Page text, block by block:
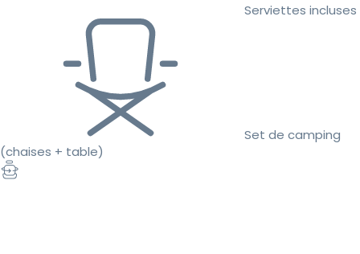
Serviettes incluses
Set de camping
(chaises + table)